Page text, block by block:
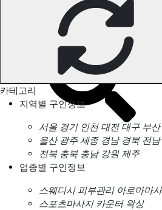
남양주 피부관리 구인정보
카테고리
지역별 구인정보
서울 경기 인천 대전 대구 부산
울산 광주 세종 경남 경북 전남
전북 충북 충남 강원 제주
업종별 구인정보
스웨디시 피부관리 아로마마
스포츠마사지 카운터 왁싱